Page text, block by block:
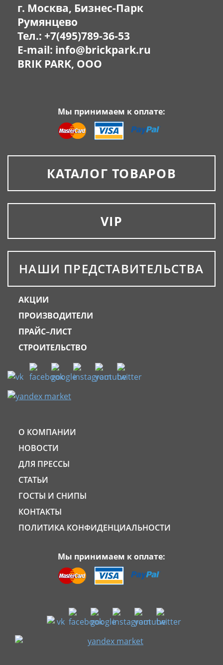
г. Москва, Бизнес-Парк
Румянцево
Тел.: +7(495)789-36-53
E-mail: info@brickpark.ru
BRIK PARK, OOO
Мы принимаем к оплате:
КАТАЛОГ ТОВАРОВ
VIP
НАШИ ПРЕДСТАВИТЕЛЬСТВА
АКЦИИ
ПРОИЗВОДИТЕЛИ
ПРАЙС–ЛИСТ
СТРОИТЕЛЬСТВО
О КОМПАНИИ
НОВОСТИ
ДЛЯ ПРЕССЫ
СТАТЬИ
ГОСТЫ И СНИПЫ
КОНТАКТЫ
ПОЛИТИКА КОНФИДЕНЦИАЛЬНОСТИ
Мы принимаем к оплате: